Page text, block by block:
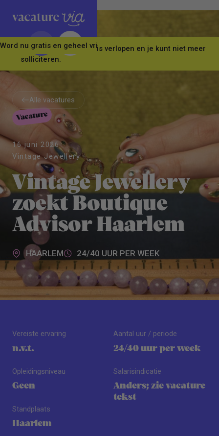
Word nu gratis en geheel vrijblijvend lid van ons Vacature Via
Let op! Deze vacature is verlopen en je kunt niet meer
solliciteren.
Alle vacatures
Alle vacatures
Vacature
16 juni 2026
Vintage Jewellery
Vintage Jewellery
zoekt Boutique
Advisor Haarlem
HAARLEM 24/40 UUR PER WEEK
Vereiste ervaring
n.v.t.
Opleidingsniveau
Geen
Standplaats
Haarlem
Aantal uur / periode
24/40 uur per week
Salarisindicatie
Anders; zie vacature
tekst